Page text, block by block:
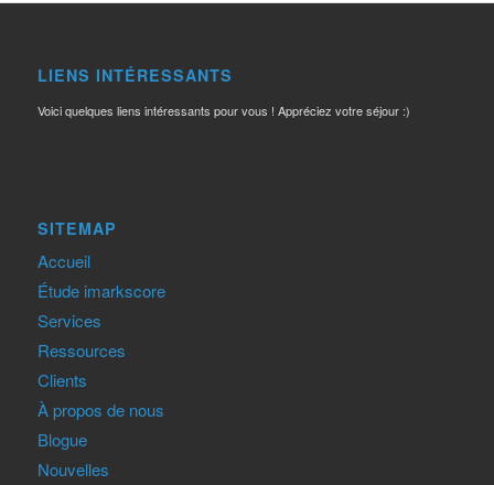
LIENS INTÉRESSANTS
Voici quelques liens intéressants pour vous ! Appréciez votre séjour :)
SITEMAP
Accueil
Étude imarkscore
Services
Ressources
Clients
À propos de nous
Blogue
Nouvelles